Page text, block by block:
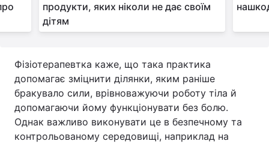
продукти, яких ніколи не дає своїм
дітям
Фізіотерапевтка каже, що така практика
допомагає зміцнити ділянки, яким раніше
бракувало сили, врівноважуючи роботу тіла й
допомагаючи йому функціонувати без болю.
Однак важливо виконувати це в безпечному та
контрольованому середовищі, наприклад на